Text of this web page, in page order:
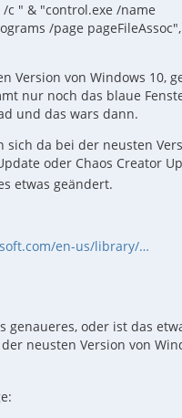
/c " & "control.exe /name
/page
Version von Windows 10,
nur noch das blaue
und das wars dann.
sich da bei der neusten
oder Chaos Creator
etwas geändert.
en-us/library/…
genaueres, oder ist das
neusten Version von